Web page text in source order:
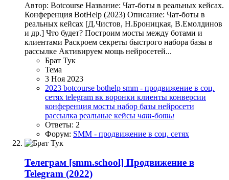
Автор: Botcourse Название: Чат-боты в реальных кейсах.
Конференция BotHelp (2023) Описание: Чат-боты в
реальных кейсах [Д.Чистов, Н.Броницкая, В.Емолдинов
и др.] Что будет? Построим мосты между ботами и
клиентами Раскроем секреты быстрого набора базы в
рассылке Активируем мощь нейросетей...
Брат Тук
Тема
3 Ноя 2023
2023 botcourse bothelp smm - продвижение в соц.
сетях telegram вк воронки клиенты конверсии
конференция мосты набор базы нейросети
рассылка реальные кейсы чат-боты
Ответы: 2
Форум: SMM - продвижение в соц. сетях
Телеграм [smm.school] Продвижение в
Telegram (2022)